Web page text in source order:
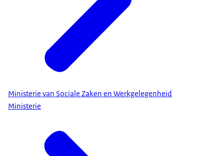
Ministerie van Sociale Zaken en Werkgelegenheid
Ministerie